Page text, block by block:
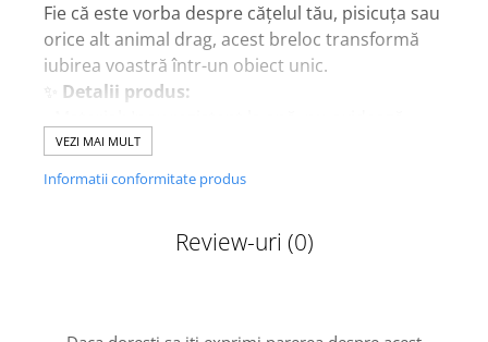
Fie că este vorba despre cățelul tău, pisicuța sau
orice alt animal drag, acest breloc transformă
iubirea voastră într-un obiect unic.
Detalii produs:
• Dimensiune pandant rotund: 3,5 cm
• Gravare: laser de înaltă precizie
Te rugăm să atașezi fotografia dorită.
VEZI MAI MULT
Informatii conformitate produs
Review-uri (0)